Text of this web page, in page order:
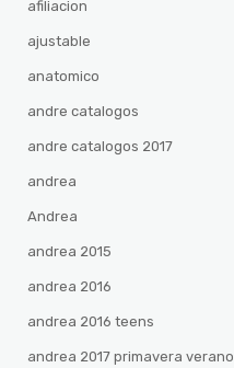
afiliacion
ajustable
anatomico
andre catalogos
andre catalogos 2017
andrea
Andrea
andrea 2015
andrea 2016
andrea 2016 teens
andrea 2017 primavera verano